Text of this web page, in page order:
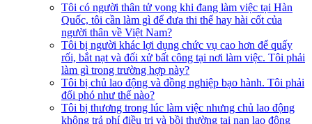
Tôi có người thân tử vong khi đang làm việc tại Hàn
Quốc, tôi cần làm gì để đưa thi thể hay hài cốt của
người thân về Việt Nam?​
Tôi bị người khác lợi dụng chức vụ cao hơn để quấy
rối, bắt nạt và đối xử bất công tại nơi làm việc. Tôi phải
làm gì trong trường hợp này?​
Tôi bị chủ lao động và đồng nghiệp bạo hành. Tôi phải
đối phó như thế nào?​
Tôi bị thương trong lúc làm việc nhưng chủ lao động
không trả phí điều trị và bồi thường tai nạn lao động